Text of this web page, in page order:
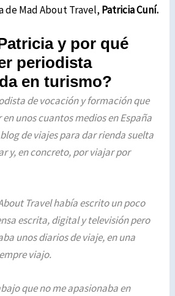
de Mad About Travel, Patricia Cuní.
y por qué
periodista
en turismo?
de vocación y formación que
unos cuantos medios en España
de viajes para dar rienda suelta
y, en concreto, por viajar por
Travel había escrito un poco
escrita, digital y televisión pero
unos diarios de viaje, en una
viajo.
que no me apasionaba en